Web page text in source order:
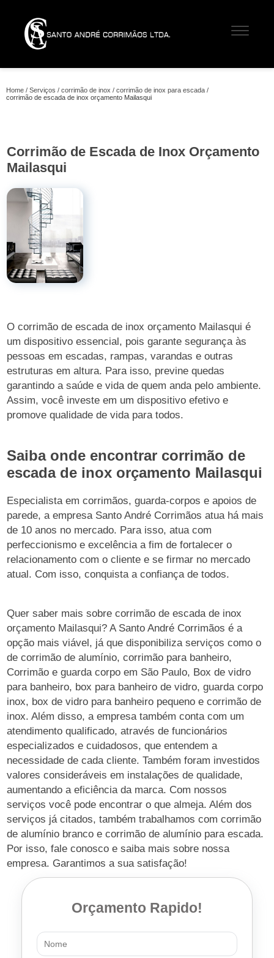
Home Serviços corrimão de inox
corrimão de inox para escada
corrimão de escada de inox orçamento Mailasqui
Corrimão de Escada de Inox Orçamento
Mailasqui
O corrimão de escada de inox orçamento Mailasqui é
um dispositivo essencial, pois garante segurança às
pessoas em escadas, rampas, varandas e outras
estruturas em altura. Para isso, previne quedas
garantindo a saúde e vida de quem anda pelo ambiente.
Assim, você investe em um dispositivo efetivo e
promove qualidade de vida para todos.
Saiba onde encontrar corrimão de
escada de inox orçamento Mailasqui
Especialista em corrimãos, guarda-corpos e apoios de
parede, a empresa Santo André Corrimãos atua há mais
de 10 anos no mercado. Para isso, atua com
perfeccionismo e excelência a fim de fortalecer o
relacionamento com o cliente e se firmar no mercado
atual. Com isso, conquista a confiança de todos.
Quer saber mais sobre corrimão de escada de inox
orçamento Mailasqui? A Santo André Corrimãos é a
opção mais viável, já que disponibiliza serviços como o
de corrimão de alumínio, corrimão para banheiro,
Corrimão e guarda corpo em São Paulo, Box de vidro
para banheiro, box para banheiro de vidro, guarda corpo
inox, box de vidro para banheiro pequeno e corrimão de
inox. Além disso, a empresa também conta com um
atendimento qualificado, através de funcionários
especializados e cuidadosos, que entendem a
necessidade de cada cliente. Também foram investidos
valores consideráveis em instalações de qualidade,
aumentando a eficiência da marca. Com nossos
serviços você pode encontrar o que almeja. Além dos
serviços já citados, também trabalhamos com corrimão
de alumínio branco e corrimão de alumínio para escada.
Por isso, fale conosco e saiba mais sobre nossa
empresa. Garantimos a sua satisfação!
Orçamento Rapido!